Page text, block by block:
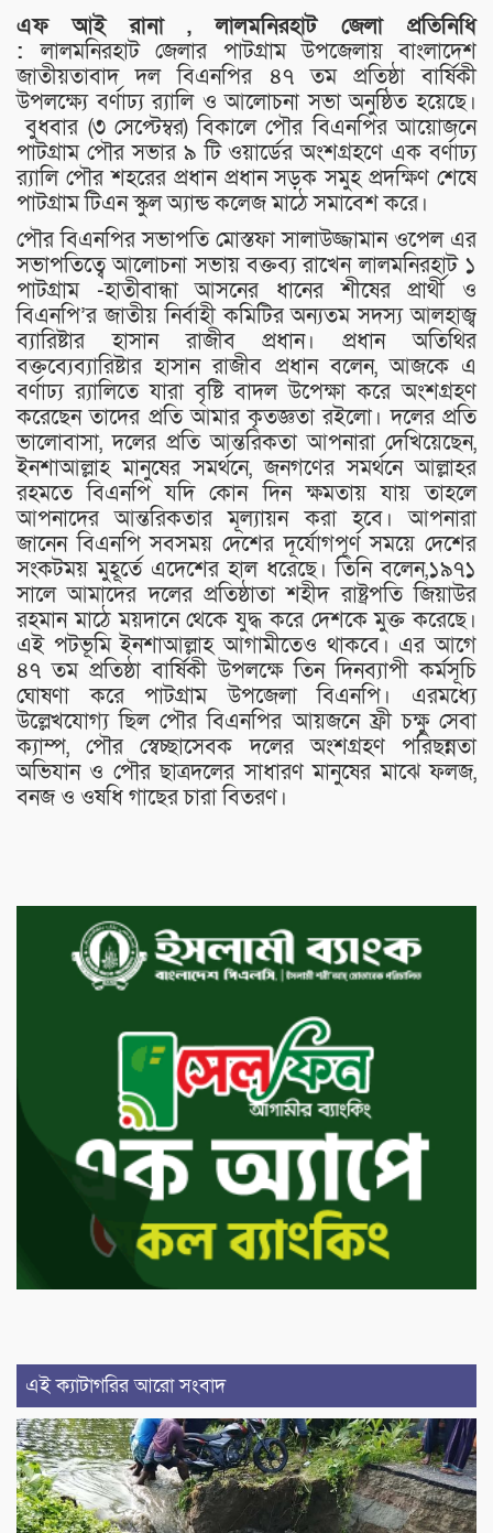
এফ আই রানা , লালমনিরহাট জেলা প্রতিনিধি
:লালমনিরহাট জেলার পাটগ্রাম উপজেলায় বাংলাদেশ
জাতীয়তাবাদ দল বিএনপির ৪৭ তম প্রতিষ্ঠা বার্ষিকী
উপলক্ষ্যে বর্ণাঢ্য র‍্যালি ও আলোচনা সভা অনুষ্ঠিত হয়েছে।
বুধবার (৩ সেপ্টেম্বর) বিকালে পৌর বিএনপির আয়োজনে
পাটগ্রাম পৌর সভার ৯ টি ওয়ার্ডের অংশগ্রহণে এক বর্ণাঢ্য
র‍্যালি পৌর শহরের প্রধান প্রধান সড়ক সমুহ প্রদক্ষিণ শেষে
পাটগ্রাম টিএন স্কুল অ্যান্ড কলেজ মাঠে সমাবেশ করে।
পৌর বিএনপির সভাপতি মোস্তফা সালাউজ্জামান ওপেল এর
সভাপতিত্বে আলোচনা সভায় বক্তব্য রাখেন লালমনিরহাট ১
পাটগ্রাম -হাতীবান্ধা আসনের ধানের শীষের প্রার্থী ও
বিএনপি’র জাতীয় নির্বাহী কমিটির অন্যতম সদস্য আলহাজ্ব
ব্যারিষ্টার হাসান রাজীব প্রধান। প্রধান অতিথির
বক্তব্যেব্যারিষ্টার হাসান রাজীব প্রধান বলেন, আজকে এ
বর্ণাঢ্য র‍্যালিতে যারা বৃষ্টি বাদল উপেক্ষা করে অংশগ্রহণ
করেছেন তাদের প্রতি আমার কৃতজ্ঞতা রইলো। দলের প্রতি
ভালোবাসা, দলের প্রতি আন্তরিকতা আপনারা দেখিয়েছেন,
ইনশাআল্লাহ মানুষের সমর্থনে, জনগণের সমর্থনে আল্লাহর
রহমতে বিএনপি যদি কোন দিন ক্ষমতায় যায় তাহলে
আপনাদের আন্তরিকতার মূল্যায়ন করা হবে। আপনারা
জানেন বিএনপি সবসময় দেশের দূর্যোগপূর্ণ সময়ে দেশের
সংকটময় মুহূর্তে এদেশের হাল ধরেছে। তিনি বলেন,১৯৭১
সালে আমাদের দলের প্রতিষ্ঠাতা শহীদ রাষ্ট্রপতি জিয়াউর
রহমান মাঠে ময়দানে থেকে যুদ্ধ করে দেশকে মুক্ত করেছে।
এই পটভূমি ইনশাআল্লাহ আগামীতেও থাকবে। এর আগে
৪৭ তম প্রতিষ্ঠা বার্ষিকী উপলক্ষে তিন দিনব্যাপী কর্মসূচি
ঘোষণা করে পাটগ্রাম উপজেলা বিএনপি। এরমধ্যে
উল্লেখযোগ্য ছিল পৌর বিএনপির আয়জনে ফ্রী চক্ষু সেবা
ক্যাম্প, পৌর স্বেচ্ছাসেবক দলের অংশগ্রহণ পরিছন্নতা
অভিযান ও পৌর ছাত্রদলের সাধারণ মানুষের মাঝে ফলজ,
বনজ ও ওষধি গাছের চারা বিতরণ।
এই ক্যাটাগরির আরো সংবাদ